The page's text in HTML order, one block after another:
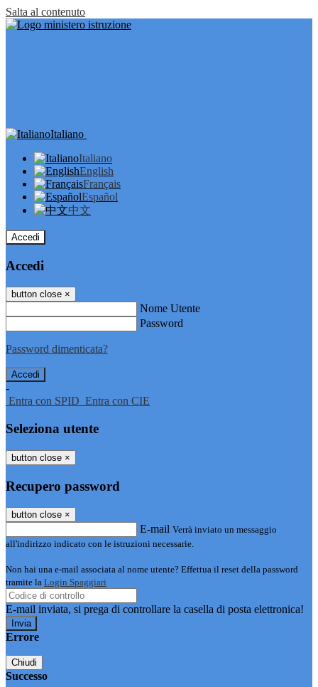
Salta al contenuto
Italiano
Italiano
English
Français
Español
中文
Accedi
Accedi
button close ×
Nome Utente
Password
Password dimenticata?
-
Entra con SPID Entra con CIE
Seleziona utente
button close ×
Recupero password
button close ×
E-mail Verrà inviato un messaggio
all'indirizzo indicato con le istruzioni necessarie.
Non hai una e-mail associata al nome utente? Effettua il reset della password
tramite la Login Spaggiari
E-mail inviata, si prega di controllare la casella di posta elettronica!
Errore
Chiudi
Successo